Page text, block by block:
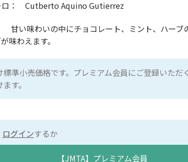
ロ： Cutberto Aquino Gutierrez
甘い味わいの中にチョコレート、ミント、ハーブ
味わえます。
準小売価格です。プレミアム会員にご登録いただ
す。
ログインするか